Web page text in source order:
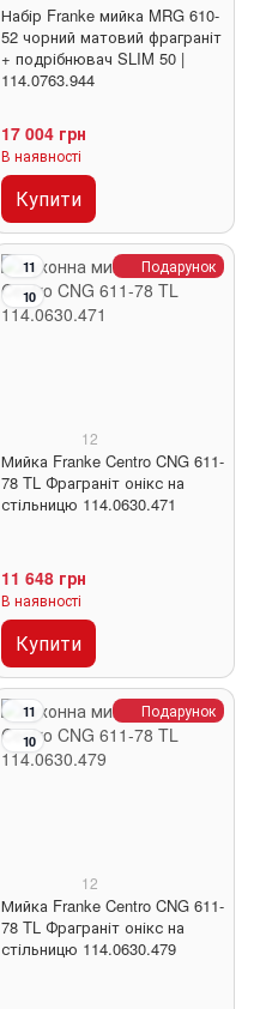
Набір Franke мийка MRG 610-
52 чорний матовий фраграніт
+ подрібнювач SLIM 50 |
114.0763.944
17 004 грн
В наявності
Купити
Подарунок
11
10
12
Мийка Franke Centro CNG 611-
78 TL Фраграніт онікс на
стільницю 114.0630.471
11 648 грн
В наявності
Купити
Подарунок
11
10
12
Мийка Franke Centro CNG 611-
78 TL Фраграніт онікс на
стільницю 114.0630.479